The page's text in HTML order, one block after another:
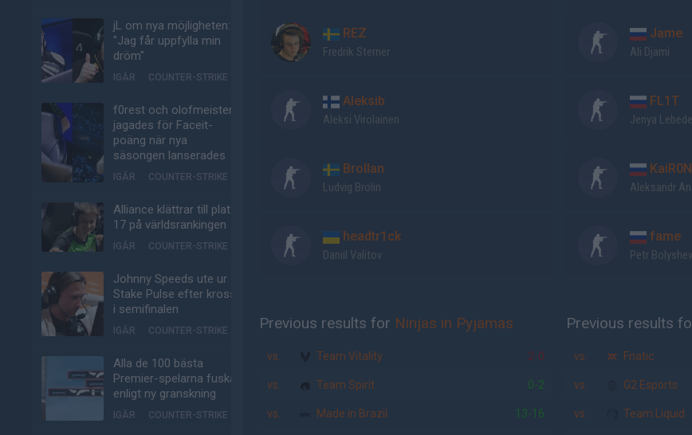
jL om nya möjligheten:
"Jag får uppfylla min
dröm"
IGÅR COUNTER-STRIKE
f0rest och olofmeister
jagades för Faceit-
poäng när nya
säsongen lanserades
IGÅR COUNTER-STRIKE
Alliance klättrar till plats
17 på världsrankingen
IGÅR COUNTER-STRIKE
Johnny Speeds ute ur
Stake Pulse efter kross
i semifinalen
IGÅR COUNTER-STRIKE
Alla de 100 bästa
Premier-spelarna fuskar
enligt ny granskning
IGÅR COUNTER-STRIKE
REZ
Fredrik Sterner
Aleksib
Aleksi Virolainen
Brollan
Ludvig Brolin
headtr1ck
Daniil Valitov
Jame
Ali Djami
FL1T
Jenya
KaiR0N
Aleksandr
fame
Petr Bolyshev
Previous results for Ninjas in Pyjamas
vs. Team Vitality 2-0
vs. Team Spirit 0-2
vs. Made in Brazil 13-16
Previous results
vs. Fnatic
vs. G2 Esports
vs. Team Liquid